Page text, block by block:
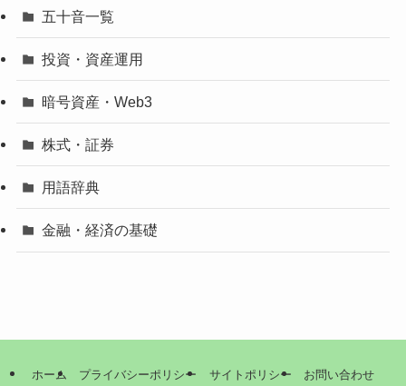
五十音一覧
投資・資産運用
暗号資産・Web3
株式・証券
用語辞典
金融・経済の基礎
ホーム プライバシーポリシー サイトポリシー お問い合わせ